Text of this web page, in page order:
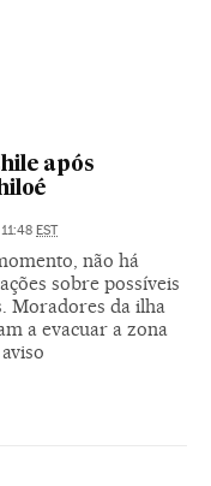
após
EST
não há
sobre possíveis
Moradores da ilha
a evacuar a zona